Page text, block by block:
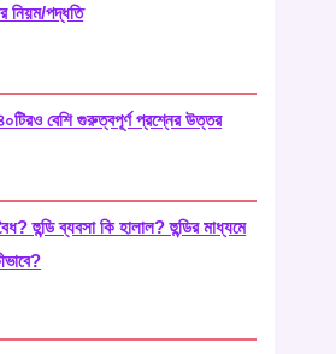
নিয়ম/পদ্ধতি
বেশি গুরুত্বপূর্ণ প্রশ্নের উত্তর
হুন্ডি ব্যবসা কি হালাল? হুন্ডির মাধ্যমে